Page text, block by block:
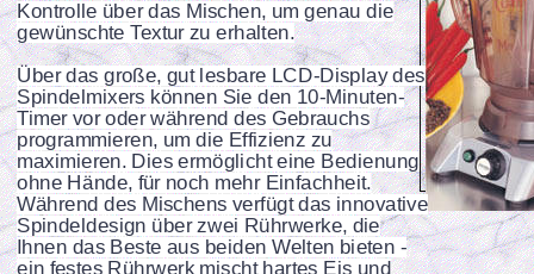
Kontrolle über das Mischen, um genau die
gewünschte Textur zu erhalten.
Über das große, gut lesbare LCD-Display des
Spindelmixers können Sie den 10-Minuten-
Timer vor oder während des Gebrauchs
programmieren, um die Effizienz zu
maximieren. Dies ermöglicht eine Bedienung
ohne Hände, für noch mehr Einfachheit.
Während des Mischens verfügt das innovative
Spindeldesign über zwei Rührwerke, die
Ihnen das Beste aus beiden Welten bieten -
ein festes Rührwerk mischt hartes Eis und